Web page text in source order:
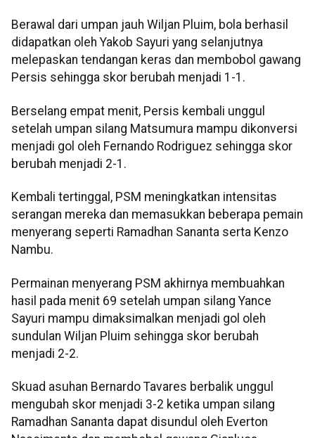
Berawal dari umpan jauh Wiljan Pluim, bola berhasil
didapatkan oleh Yakob Sayuri yang selanjutnya
melepaskan tendangan keras dan membobol gawang
Persis sehingga skor berubah menjadi 1-1.
Berselang empat menit, Persis kembali unggul
setelah umpan silang Matsumura mampu dikonversi
menjadi gol oleh Fernando Rodriguez sehingga skor
berubah menjadi 2-1.
Kembali tertinggal, PSM meningkatkan intensitas
serangan mereka dan memasukkan beberapa pemain
menyerang seperti Ramadhan Sananta serta Kenzo
Nambu.
Permainan menyerang PSM akhirnya membuahkan
hasil pada menit 69 setelah umpan silang Yance
Sayuri mampu dimaksimalkan menjadi gol oleh
sundulan Wiljan Pluim sehingga skor berubah
menjadi 2-2.
Skuad asuhan Bernardo Tavares berbalik unggul
mengubah skor menjadi 3-2 ketika umpan silang
Ramadhan Sananta dapat disundul oleh Everton